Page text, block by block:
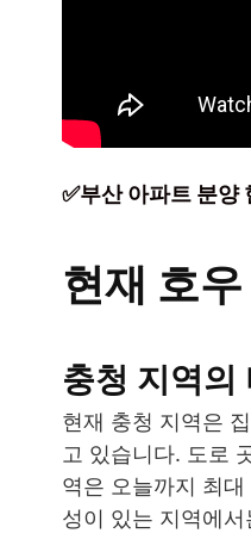
✅부산 아파트 분양
현재 호
충청 지역의
현재 충청 지역은
고 있습니다. 도로
역은 오늘까지 최
성이 있는 지역에